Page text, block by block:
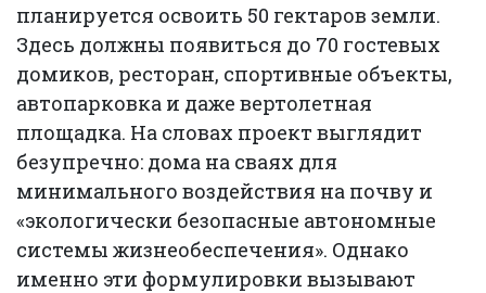
планируется освоить 50 гектаров земли.
Здесь должны появиться до 70 гостевых
домиков, ресторан, спортивные объекты,
автопарковка и даже вертолетная
площадка. На словах проект выглядит
безупречно: дома на сваях для
минимального воздействия на почву и
«экологически безопасные автономные
системы жизнеобеспечения». Однако
именно эти формулировки вызывают